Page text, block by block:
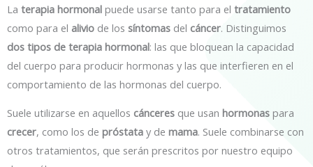
La terapia hormonal puede usarse tanto para el tratamiento
como para el alivio de los síntomas del cáncer. Distinguimos
dos tipos de terapia hormonal: las que bloquean la capacidad
del cuerpo para producir hormonas y las que interfieren en el
comportamiento de las hormonas del cuerpo.
Suele utilizarse en aquellos cánceres que usan hormonas para
crecer, como los de próstata y de mama. Suele combinarse con
otros tratamientos, que serán prescritos por nuestro equipo